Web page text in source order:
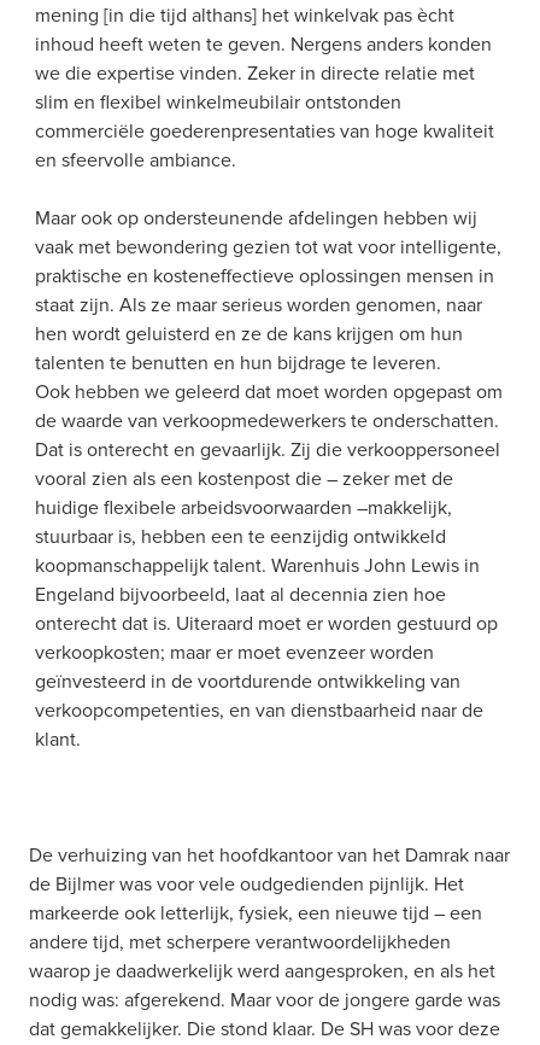
mening [in die tijd althans] het winkelvak pas ècht
inhoud heeft weten te geven. Nergens anders konden
we die expertise vinden. Zeker in directe relatie met
slim en flexibel winkelmeubilair ontstonden
commerciële goederenpresentaties van hoge kwaliteit
en sfeervolle ambiance.
Maar ook op ondersteunende afdelingen hebben wij
vaak met bewondering gezien tot wat voor intelligente,
praktische en kosteneffectieve oplossingen mensen in
staat zijn. Als ze maar serieus worden genomen, naar
hen wordt geluisterd en ze de kans krijgen om hun
talenten te benutten en hun bijdrage te leveren.
Ook hebben we geleerd dat moet worden opgepast om
de waarde van verkoopmedewerkers te onderschatten.
Dat is onterecht en gevaarlijk. Zij die verkooppersoneel
vooral zien als een kostenpost die – zeker met de
huidige flexibele arbeidsvoorwaarden –makkelijk,
stuurbaar is, hebben een te eenzijdig ontwikkeld
koopmanschappelijk talent. Warenhuis John Lewis in
Engeland bijvoorbeeld, laat al decennia zien hoe
onterecht dat is. Uiteraard moet er worden gestuurd op
verkoopkosten; maar er moet evenzeer worden
geïnvesteerd in de voortdurende ontwikkeling van
verkoopcompetenties, en van dienstbaarheid naar de
klant.
De verhuizing van het hoofdkantoor van het Damrak naar
de Bijlmer was voor vele oudgedienden pijnlijk. Het
markeerde ook letterlijk, fysiek, een nieuwe tijd – een
andere tijd, met scherpere verantwoordelijkheden
waarop je daadwerkelijk werd aangesproken, en als het
nodig was: afgerekend. Maar voor de jongere garde was
dat gemakkelijker. Die stond klaar. De SH was voor deze